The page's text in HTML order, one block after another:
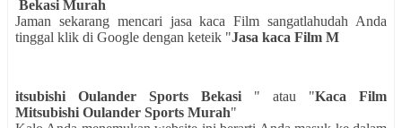
Bekasi Murah
Jaman sekarang mencari jasa kaca Film sangatlahudah Anda
tinggal klik di Google dengan keteik "Jasa kaca Film M
itsubishi Oulander Sports Bekasi " atau "Kaca Film
Mitsubishi Oulander Sports Murah"